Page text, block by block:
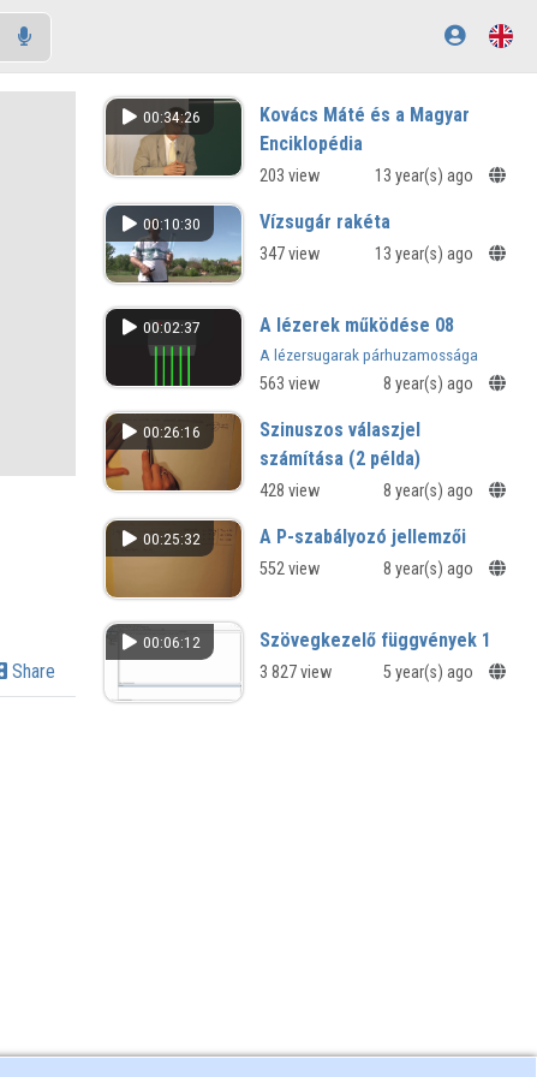
Share
00:34:26
Kovács Máté és a Magyar
Enciklopédia
203 view 13 year(s) ago
00:10:30 Vízsugár rakéta
347 view 13 year(s) ago
00:02:37 A lézerek működése 08
A lézersugarak párhuzamossága
563 view 8 year(s) ago
00:26:16
Szinuszos válaszjel
számítása (2 példa)
428 view 8 year(s) ago
00:25:32 A P-szabályozó jellemzői
552 view 8 year(s) ago
00:06:12 Szövegkezelő függvények 1
3 827 view 5 year(s) ago